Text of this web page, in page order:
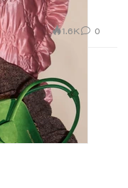
1.6K 0